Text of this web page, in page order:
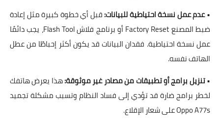
•عدم عمل نسخة احتياطية للبيانات:قبل أي خطوة كبيرة مثلإعادة
ضبط المصنع Factory Reset
أوبرنامج فلاش Flash Tool
، يجب دائمًا
عمل نسخة احتياطية. فقدان البيانات قد يكون أكثر إحباطًا من عطل
الهاتف نفسه.
•تنزيل برامج أو تطبيقات من مصادر غير موثوقة:هذا يعرض هاتفك
لخطر برامج ضارةقد تؤدي إلى فساد النظام وتسبب مشكلةتجميد
Oppo A77s على شعار الإقلاع
.